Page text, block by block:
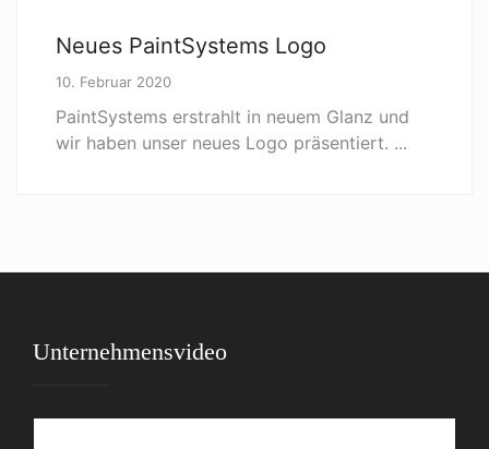
Neues PaintSystems Logo
10. Februar 2020
PaintSystems erstrahlt in neuem Glanz und
wir haben unser neues Logo präsentiert. ...
Unternehmensvideo